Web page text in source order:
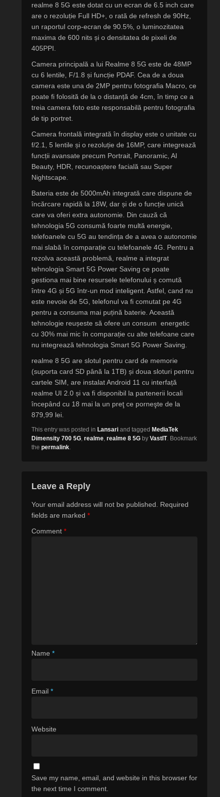
realme 8 5G este dotat cu un ecran de 6.5 inch care
are o rezoluție Full HD+, o rată de refresh de 90Hz,
un raportul corp-ecran de 90.5%, o luminozitatea
maxima de 600 nits și o densitatea de pixeli de
405PPI.
Camera principală a lui Realme 8 5G este de 48MP
cu 6 lentile, F/1.8 și funcție PDAF. Cea de a doua
camera este una de 2MP pentru fotografia Macro, ce
poate fi folosită de la o distanță de 4cm, în timp ce a
treia camera foto este responsabilă pentru fotografia
de tip portret.
Camera frontală integrată în display este o unitate cu
f/2.1, 5 lentile și o rezoluție de 16MP, care integrează
funcții avansate precum Portrait, Panoramic, AI
Beauty, HDR, recunoaștere facială sau Super
Nightscape.
Bateria este de 5000mAh integrată care dispune de
încărcare rapidă la 18W, dar și de o funcție unică
care va oferi extra autonomie. Din cauză că
tehnologia 5G consumă foarte multă energie,
telefoanele cu 5G au tendința de a avea o autonomie
mai slabă în comparație cu telefoanele 4G. Pentru a
rezolva această problemă, realme a integrat
tehnologia Smart 5G Power Saving ce poate
gestiona mai bine resursele telefonului ș comută
între 4G și 5G într-un mod inteligent. Astfel, cand nu
este nevoie de 5G, telefonul va fi comutat pe 4G
pentru a consuma mai puțină baterie. Această
tehnologie reușeste să ofere un consum energetic
cu 30% mai mic în comparație cu alte telefoane care
nu integrează tehnologia Smart 5G Power Saving.
realme 8 5G are slotul pentru card de memorie
(suporta card SD până la 1TB) și doua sloturi pentru
cartele SIM, are instalat Android 11 cu interfață
realme UI 2.0 și va fi disponibil la partenerii locali
începând cu 18 mai la un preţ ce porneşte de la
879,99 lei.
This entry was posted in Lansari and tagged MediaTek
Dimensity 700 5G realme realme 8 5G by VastIT. Bookmark
the permalink
Leave a Reply
Your email address will not be published.
Required
fields are marked *
Comment *
Name *
Email *
Website
Save my name, email, and website in this browser for
the next time I comment.